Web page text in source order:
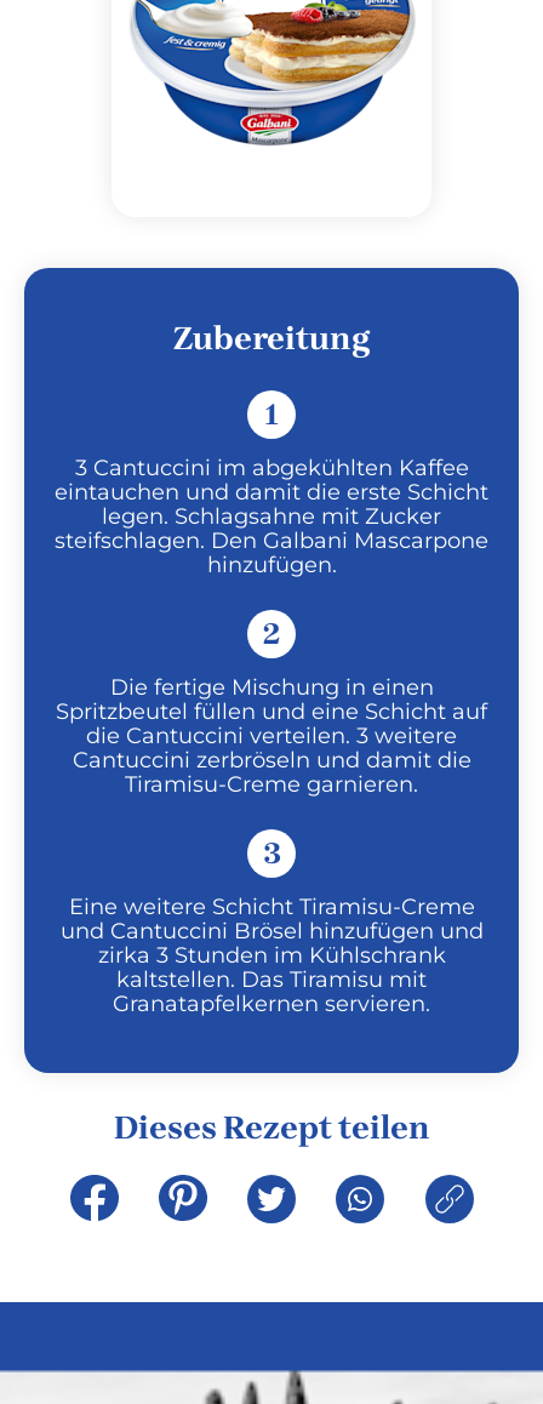
Zubereitung
1
3 Cantuccini im abgekühlten Kaffee
eintauchen und damit die erste Schicht
legen. Schlagsahne mit Zucker
steifschlagen. Den Galbani Mascarpone
hinzufügen.
2
Die fertige Mischung in einen
Spritzbeutel füllen und eine Schicht auf
die Cantuccini verteilen. 3 weitere
Cantuccini zerbröseln und damit die
Tiramisu-Creme garnieren.
3
Eine weitere Schicht Tiramisu-Creme
und Cantuccini Brösel hinzufügen und
zirka 3 Stunden im Kühlschrank
kaltstellen. Das Tiramisu mit
Granatapfelkernen servieren.
Dieses Rezept teilen